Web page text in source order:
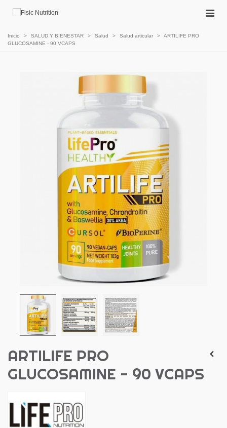
Inicio > SALUD Y BIENESTAR > Salud > Salud articular >
ARTILIFE PRO
GLUCOSAMINE - 90 VCAPS
ARTILIFE PRO
GLUCOSAMINE - 90 VCAPS